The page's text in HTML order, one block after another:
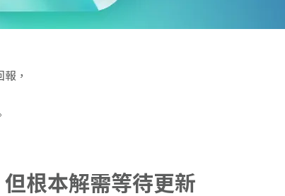
，
根本解需等待更新